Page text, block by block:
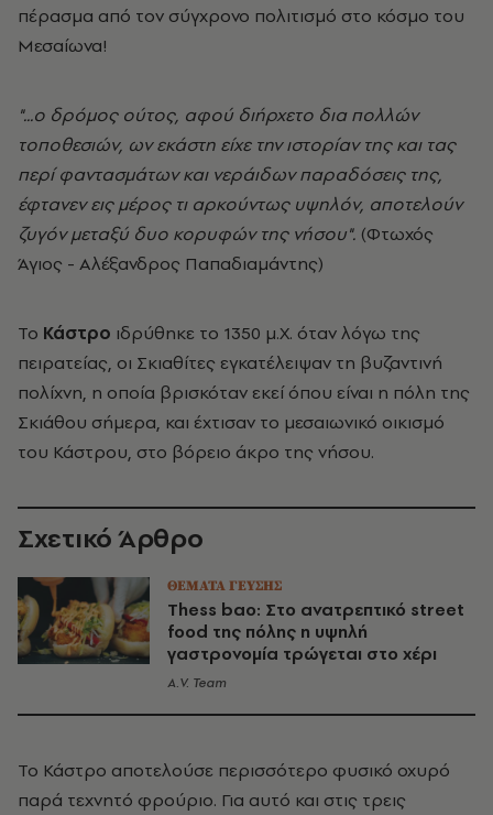
πέρασμα από τον σύγχρονο πολιτισμό στο κόσμο του
Μεσαίωνα!
"...ο δρόμος ούτος, αφού διήρχετο δια πολλών
τοποθεσιών, ων εκάστη είχε την ιστορίαν της και τας
περί φαντασμάτων και νεράιδων παραδόσεις της,
έφτανεν εις μέρος τι αρκούντως υψηλόν, αποτελούν
ζυγόν μεταξύ δυο κορυφών της νήσου". (Φτωχός
Άγιος - Αλέξανδρος Παπαδιαμάντης)
Το Κάστρο ιδρύθηκε το 1350 μ.Χ. όταν λόγω της
πειρατείας, οι Σκιαθίτες εγκατέλειψαν τη βυζαντινή
πολίχνη, η οποία βρισκόταν εκεί όπου είναι η πόλη της
Σκιάθου σήμερα, και έχτισαν το μεσαιωνικό οικισμό
του Κάστρου, στο βόρειο άκρο της νήσου.
Σχετικό Άρθρο
ΘΕΜΑΤΑ ΓΕΥΣΗΣ
Thess bao: Στο ανατρεπτικό street
food της πόλης η υψηλή
γαστρονομία τρώγεται στο χέρι
A.V. Team
Το Κάστρο αποτελούσε περισσότερο φυσικό οχυρό
παρά τεχνητό φρούριο. Για αυτό και στις τρεις